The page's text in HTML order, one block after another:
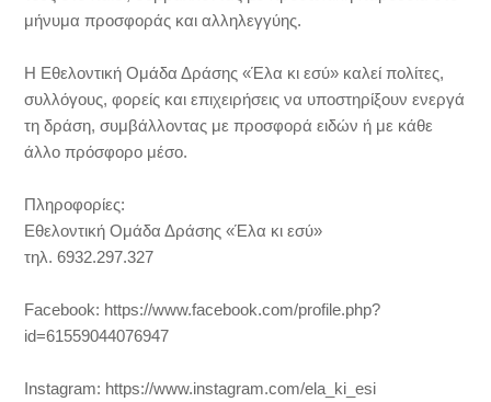
μήνυμα προσφοράς και αλληλεγγύης.
Η Εθελοντική Ομάδα Δράσης «Έλα κι εσύ» καλεί πολίτες,
συλλόγους, φορείς και επιχειρήσεις να υποστηρίξουν ενεργά
τη δράση, συμβάλλοντας με προσφορά ειδών ή με κάθε
άλλο πρόσφορο μέσο.
Πληροφορίες:
Εθελοντική Ομάδα Δράσης «Έλα κι εσύ»
τηλ. 6932.297.327
Facebook: https://www.facebook.com/profile.php?
id=61559044076947
Instagram: https://www.instagram.com/ela_ki_esi